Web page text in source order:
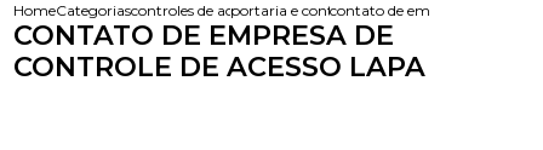
HomeCategoriascontroles de acessoportaria e controle de acesso
contato de empresa de
CONTATO DE EMPRESA DE
CONTROLE DE ACESSO LAPA